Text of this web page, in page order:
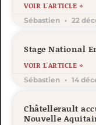
VOIR L'ARTICLE »
Sébastien 22
Stage National
VOIR L'ARTICLE »
Sébastien 14
Châtellerault
Nouvelle